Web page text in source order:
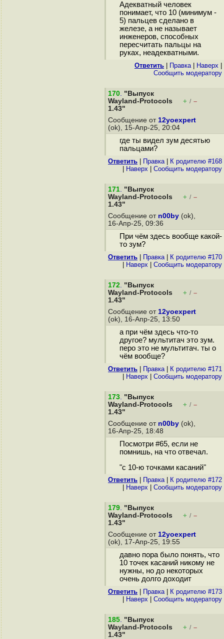
Адекватный человек
понимает, что 10 (минимум -
5) пальцев сделано в
железе, а не называет
инженеров, способных
пересчитать пальцы на
руках, неадекватными.
Ответить Правка| Наверх
Cообщить модератору
170. "Выпуск
Wayland-Protocols
1.43"
+ / –
Сообщение от 12yoexpert
(ok), 15-Апр-25, 20:04
где ты видел зум десятью
пальцами?
Ответить Правка|
К родителю #168
Наверх Cообщить модератору
171. "Выпуск
Wayland-Protocols
1.43"
+ / –
Сообщение от n00by (ok),
16-Апр-25, 09:36
При чём здесь вообще какой-
то зум?
Ответить Правка|
К родителю #170
Наверх Cообщить модератору
172. "Выпуск
Wayland-Protocols
1.43"
+ / –
Сообщение от 12yoexpert
(ok), 16-Апр-25, 13:50
а при чём здесь что-то
другое? мультитач это зум.
перо это не мультитач. ты о
чём вообще?
Ответить Правка|
К родителю #171
Наверх Cообщить модератору
173. "Выпуск
Wayland-Protocols
1.43"
+ / –
Сообщение от n00by (ok),
16-Апр-25, 18:48
Посмотри #65, если не
помнишь, на что отвечал.
"с 10-ю точками касаний"
Ответить Правка|
К родителю #172
Наверх Cообщить модератору
179. "Выпуск
Wayland-Protocols
1.43"
+ / –
Сообщение от 12yoexpert
(ok), 17-Апр-25, 19:55
давно пора было понять, что
10 точек касаний никому не
нужны, но до некоторых
очень долго доходит
Ответить Правка|
К родителю #173
Наверх Cообщить модератору
185. "Выпуск
Wayland-Protocols
1.43"
+ / –